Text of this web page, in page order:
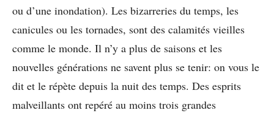
ou d’une inondation). Les bizarreries du temps, les
canicules ou les tornades, sont des calamités vieilles
comme le monde. Il n’y a plus de saisons et les
nouvelles générations ne savent plus se tenir: on vous le
dit et le répète depuis la nuit des temps. Des esprits
malveillants ont repéré au moins trois grandes